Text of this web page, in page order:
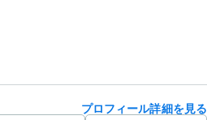
プロフィール詳細を見る